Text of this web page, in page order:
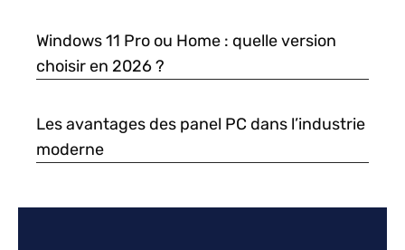
Windows 11 Pro ou Home : quelle version
choisir en 2026 ?
Les avantages des panel PC dans l’industrie
moderne